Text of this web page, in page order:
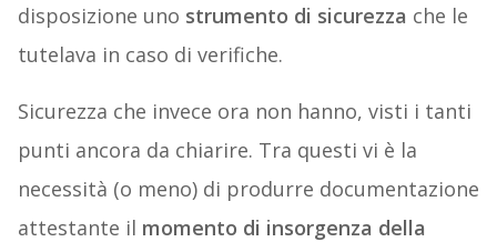
disposizione uno strumento di sicurezza che le
tutelava in caso di verifiche.
Sicurezza che invece ora non hanno, visti i tanti
punti ancora da chiarire. Tra questi vi è la
necessità (o meno) di produrre documentazione
attestante il momento di insorgenza della